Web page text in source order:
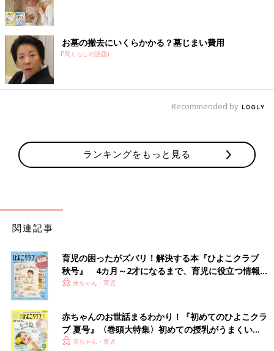
masako_______*さんがIKEAで見つけたのは、ふた付きのケーキ
スタンドです。洋菓子店のようなおしゃれなディスプレイがおう
インパクト抜群！クナッパ ペンダントライト
お墓の撤去にいくらかかる？墓じまい費用
PR(くらしの話題)
Recommended by
ランキングをもっと見る
関連記事
育児の困ったがズバリ！解決する本『ひよこクラブ
秋号』 4カ月～2才になるまで、育児に役立つ情報が
いっぱい！
赤ちゃん・育児
赤ちゃんのお世話まるわかり！『初めてのひよこクラ
ブ 夏号』〈巻頭大特集〉初めての授乳がうまくい
く！ おっぱい・ミルクの基本と夏のトラブル 解決テ
赤ちゃん・育児